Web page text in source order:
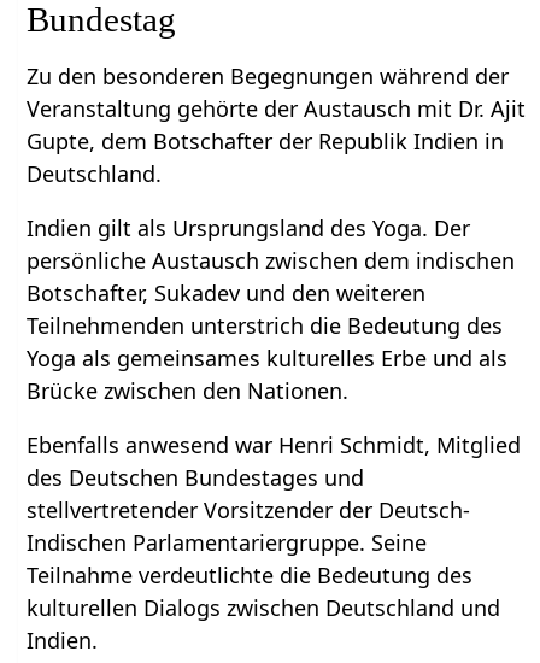
Bundestag
Zu den besonderen Begegnungen während der
Veranstaltung gehörte der Austausch mit Dr. Ajit
Gupte, dem Botschafter der Republik Indien in
Deutschland.
Indien gilt als Ursprungsland des Yoga. Der
persönliche Austausch zwischen dem indischen
Botschafter, Sukadev und den weiteren
Teilnehmenden unterstrich die Bedeutung des
Yoga als gemeinsames kulturelles Erbe und als
Brücke zwischen den Nationen.
Ebenfalls anwesend war Henri Schmidt, Mitglied
des Deutschen Bundestages und
stellvertretender Vorsitzender der Deutsch-
Indischen Parlamentariergruppe. Seine
Teilnahme verdeutlichte die Bedeutung des
kulturellen Dialogs zwischen Deutschland und
Indien.